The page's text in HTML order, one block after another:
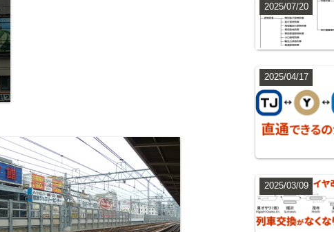
2025/07/20
2025/04/17
2025/03/09